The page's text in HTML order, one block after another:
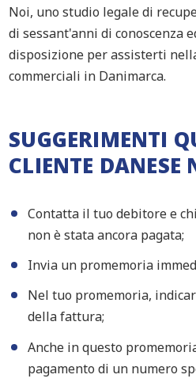
Noi, uno studio legale di
di sessant'anni di conoscenza
disposizione per assisterti
commerciali in Danimarca.
SUGGERIMENTI
CLIENTE DANESE
Contatta il tuo debitore e
non è stata ancora pagata;
Invia un promemoria
Nel tuo promemoria,
della fattura;
Anche in questo
pagamento di un numero